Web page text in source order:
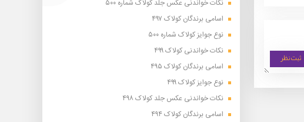
نکات خواندنی عکس جلد کولاک شماره ۵۰۰
اسامی برندگان کولاک ۴۹۷
نوع جوایز کولاک شماره ۵۰۰
نکات خواندنی کولاک ۴۹۹
اسامی برندگان کولاک ۴۹۵
نوع جوایز کولاک ۴۹۹
نکات خواندنی عکس جلد کولاک ۴۹۸
اسامی برندگان کولاک ۴۹۴